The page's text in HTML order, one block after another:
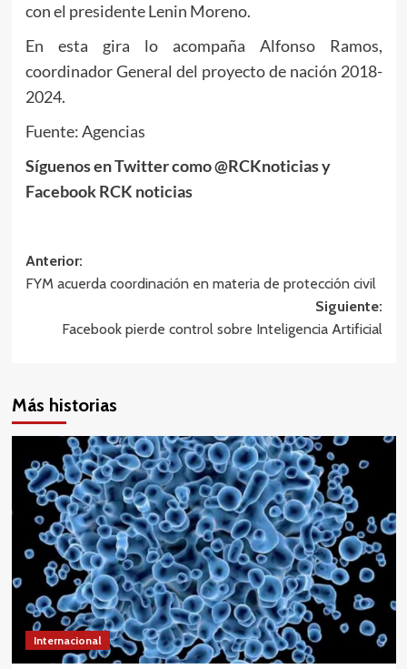
con el presidente Lenin Moreno.
En esta gira lo acompaña Alfonso Ramos,
coordinador General del proyecto de nación 2018-
2024.
Fuente: Agencias
Síguenos en Twitter como @RCKnoticias y
Facebook RCK noticias
Navegación
de
entradas
Anterior:
FYM acuerda coordinación en materia de protección civil
Siguiente:
Facebook pierde control sobre Inteligencia Artificial
Más historias
Internacional